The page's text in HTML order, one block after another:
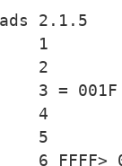
2.1.5